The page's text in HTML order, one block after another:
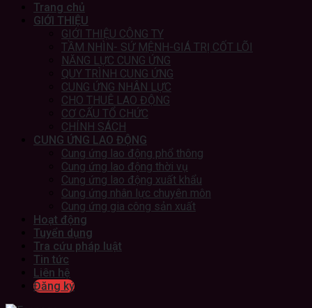
Trang chủ
GIỚI THIỆU
GIỚI THIỆU CÔNG TY
TẦM NHÌN- SỨ MỆNH-GIÁ TRỊ CỐT LÕI
NĂNG LỰC CUNG ỨNG
QUY TRÌNH CUNG ỨNG
CUNG ỨNG NHÂN LỰC
CHO THUÊ LAO ĐỘNG
CƠ CẤU TỔ CHỨC
CHÍNH SÁCH
CUNG ỨNG LAO ĐỘNG
Cung ứng lao động phổ thông
Cung ứng lao động thời vụ
Cung ứng lao động xuất khẩu
Cung ứng nhân lực chuyên môn
Cung ứng gia công sản xuất
Hoạt động
Tuyển dụng
Tra cứu pháp luật
Tin tức
Liên hệ
Đăng ký